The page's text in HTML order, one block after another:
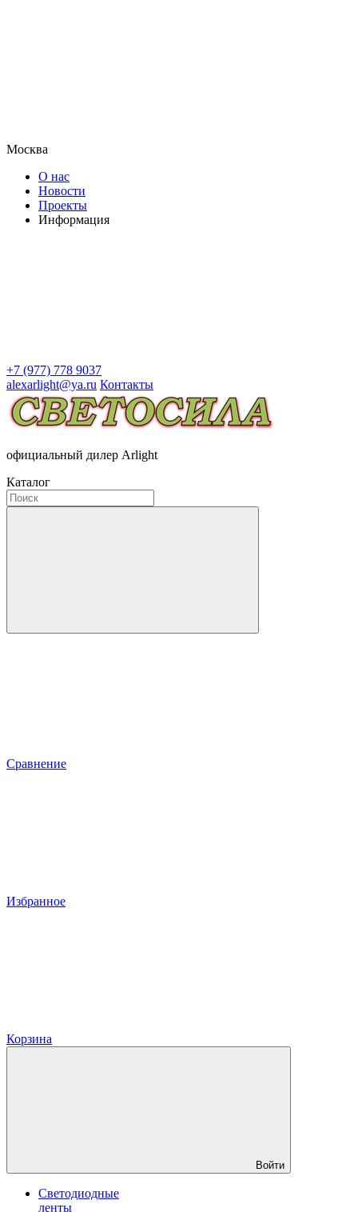
Москва
О нас
Новости
Проекты
Информация
+7 (977) 778 9037
alexarlight@ya.ru Контакты
официальный дилер Arlight
Каталог
Сравнение
Избранное
Корзина
Войти
Светодиодные
ленты